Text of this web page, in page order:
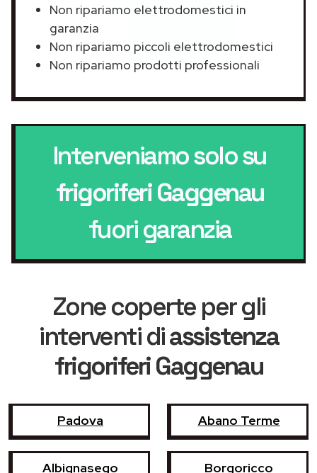
Non ripariamo elettrodomestici in
garanzia
Non ripariamo piccoli elettrodomestici
Non ripariamo prodotti professionali
Interveniamo solo su
frigoriferi Gaggenau
fuori garanzia
Zone coperte per gli
interventi diassistenza
frigoriferi Gaggenau
Padova Abano Terme
Albignasego Borgoricco